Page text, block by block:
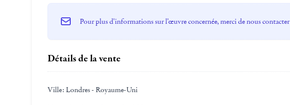
Pour plus d'informations sur l'œuvre concernée, merci de nous contacter
Détails de la vente
Ville: Londres - Royaume-Uni